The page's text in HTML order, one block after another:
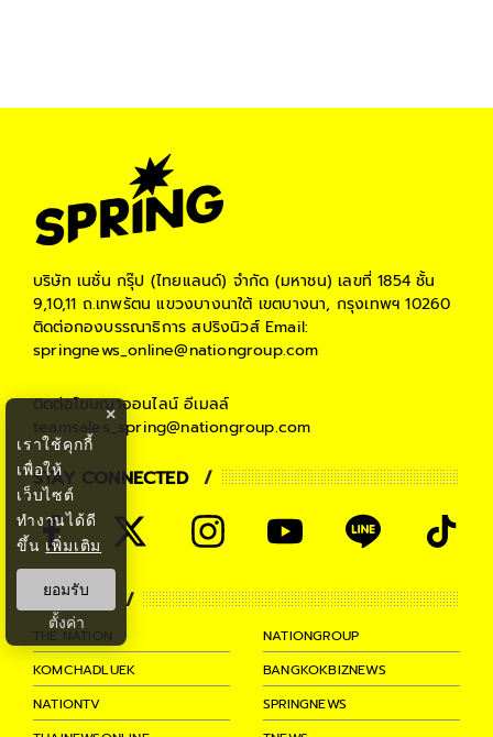
บริษัท เนชั่น กรุ๊ป (ไทยแลนด์) จำกัด (มหาชน) เลขที่ 1854 ชั้น
9,10,11 ถ.เทพรัตน แขวงบางนาใต้ เขตบางนา, กรุงเทพฯ 10260
ติดต่อกองบรรณาธิการ สปริงนิวส์Email:
springnews_online@nationgroup.com
ติดต่อโฆษณาออนไลน์ อีเมลล์
teamsales_spring@nationgroup.com
STAY CONNECTED
PARTNER
THE NATION
NATIONGROUP
KOMCHADLUEK
BANGKOKBIZNEWS
NATIONTV
SPRINGNEWS
×
เราใช้คุกกี้
เพื่อให้
เว็บไซต์
ทำงานได้ดี
ขึ้น เพิ่มเติม
ยอมรับ
ตั้งค่า